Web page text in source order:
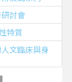
討會
特質
文臨床與身